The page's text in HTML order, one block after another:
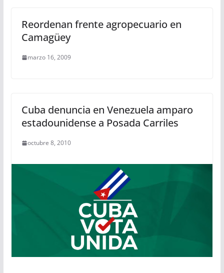
Reordenan frente agropecuario en
Camagüey
marzo 16, 2009
Cuba denuncia en Venezuela amparo
estadounidense a Posada Carriles
octubre 8, 2010